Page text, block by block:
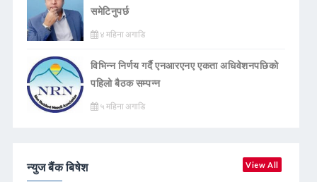
समेटिनुपर्छ
४ महिना अगाडि
विभिन्न निर्णय गर्दै एनआरएनए एकता अधिवेशनपछिको
पहिलो बैठक सम्पन्न
५ महिना अगाडि
न्युज बैंक बिषेश View All